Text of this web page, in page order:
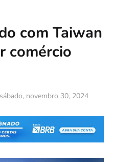
com Taiwan
comércio
sábado, novembro 30, 2024